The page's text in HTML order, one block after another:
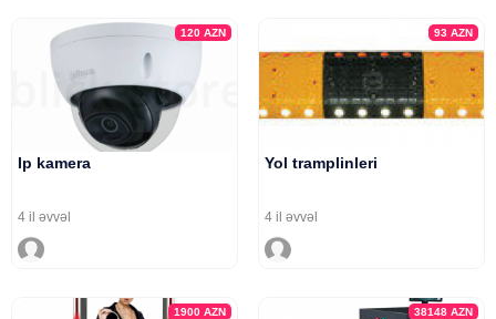
120AZN
Ip kamera
4 il əvvəl
93 AZN
Yol tramplinleri
4 il əvvəl
1900AZN 38148 AZN